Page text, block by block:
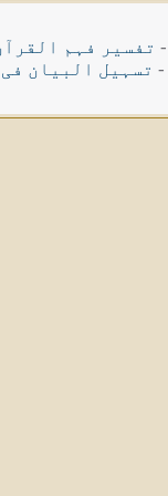
- تفسیر فہم
- تسہیل البیان